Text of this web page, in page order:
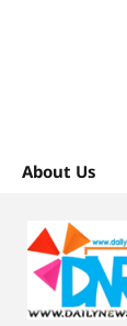
About Us